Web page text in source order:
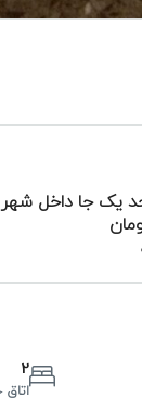
یک جا داخل شهر
2